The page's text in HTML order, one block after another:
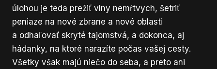
úlohou je teda prežiť vlny nemŕtvych, šetriť
peniaze na nové zbrane a nové oblasti
a odhaľovať skryté tajomstvá, a dokonca, aj
hádanky, na ktoré narazíte počas vašej cesty.
Všetky však majú niečo do seba, a preto ani